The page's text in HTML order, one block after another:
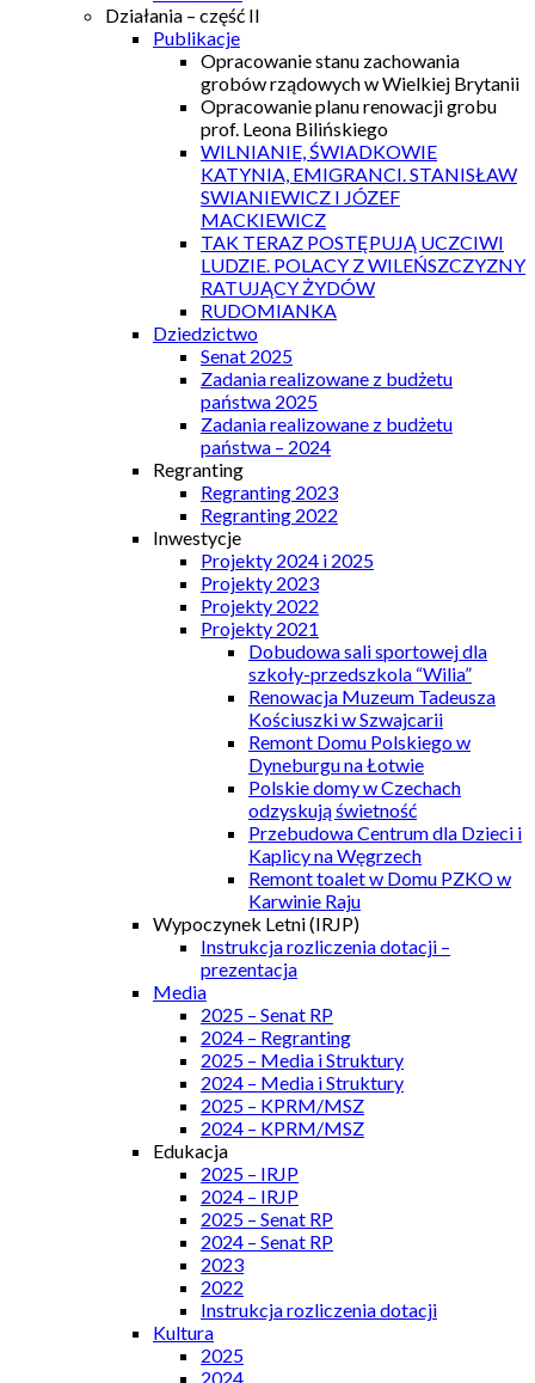
Działania – część II
Publikacje
Opracowanie stanu zachowania
grobów rządowych w Wielkiej Brytanii
Opracowanie planu renowacji grobu
prof. Leona Bilińskiego
WILNIANIE, ŚWIADKOWIE
KATYNIA, EMIGRANCI. STANISŁAW
SWIANIEWICZ I JÓZEF
MACKIEWICZ
TAK TERAZ POSTĘPUJĄ UCZCIWI
LUDZIE. POLACY Z WILEŃSZCZYZNY
RATUJĄCY ŻYDÓW
RUDOMIANKA
Dziedzictwo
Senat 2025
Zadania realizowane z budżetu
państwa 2025
Zadania realizowane z budżetu
państwa – 2024
Regranting
Regranting 2023
Regranting 2022
Inwestycje
Projekty 2024 i 2025
Projekty 2023
Projekty 2022
Projekty 2021
Dobudowa sali sportowej dla
szkoły-przedszkola “Wilia”
Renowacja Muzeum Tadeusza
Kościuszki w Szwajcarii
Remont Domu Polskiego w
Dyneburgu na Łotwie
Polskie domy w Czechach
odzyskują świetność
Przebudowa Centrum dla Dzieci i
Kaplicy na Węgrzech
Remont toalet w Domu PZKO w
Karwinie Raju
Wypoczynek Letni (IRJP)
Instrukcja rozliczenia dotacji –
prezentacja
Media
2025 – Senat RP
2024 – Regranting
2025 – Media i Struktury
2024 – Media i Struktury
2025 – KPRM/MSZ
2024 – KPRM/MSZ
Edukacja
2025 – IRJP
2024 – IRJP
2025 – Senat RP
2024 – Senat RP
2023
2022
Instrukcja rozliczenia dotacji
Kultura
2025
2024